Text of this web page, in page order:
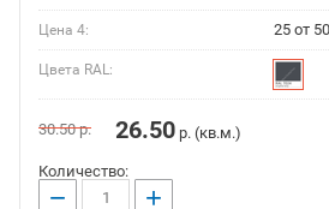
Цена 4: 25 от
Цвета RAL:
30.50р. 26.50 р. (кв.м.)
Количество:
− +